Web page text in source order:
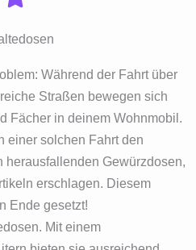
Während der Fahrt über
Straßen bewegen sich
Fächer in deinem Wohnmobil.
einer solchen Fahrt den
herausfallenden Gewürzdosen,
erschlagen. Diesem
Ende gesetzt!
Mit einem